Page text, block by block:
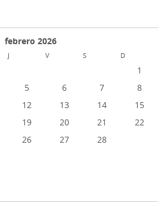
febrero 2026
J V S D
1
5 6 7
8
12 13 14
15
19 20 21
22
26 27
28